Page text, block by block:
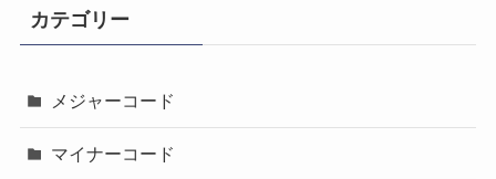
カテゴリー
メジャーコード
マイナーコード